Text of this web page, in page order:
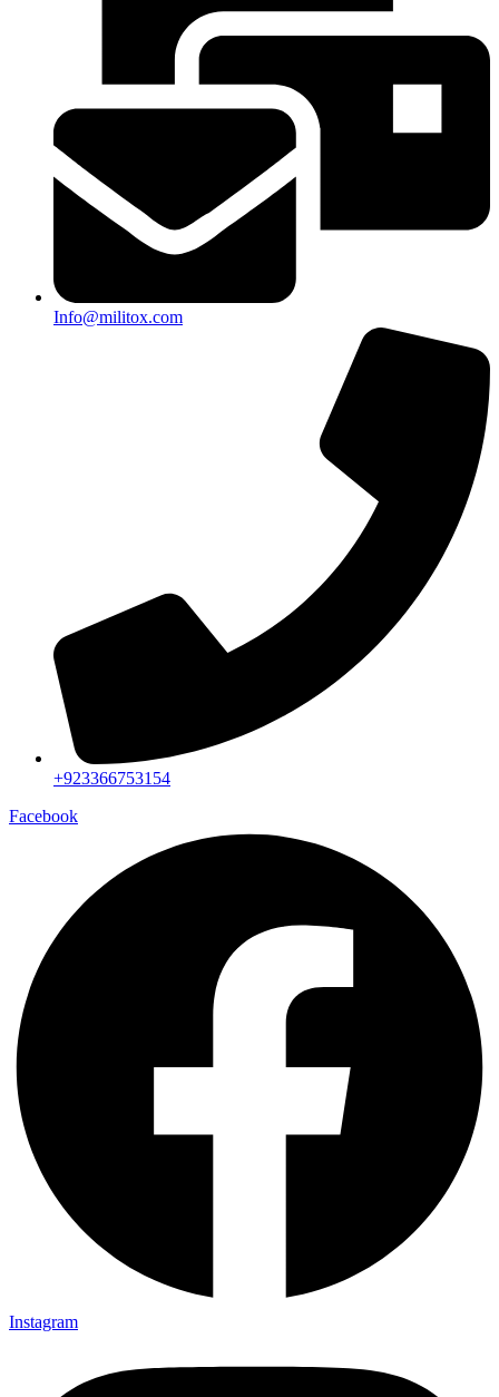
Info@militox.com
+923366753154
Facebook
Instagram